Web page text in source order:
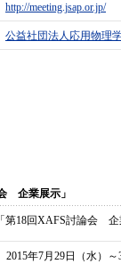
http://meeting.jsap.or.jp/
公益社団法人応用物理
企業展示」
第18回XAFS討論会
2015年7月29日（水）